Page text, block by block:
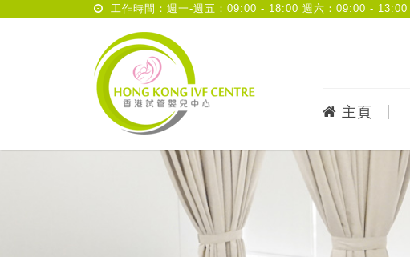
工作時間：週一-週五：09:00 - 18:00 週六：09:00 - 13:00
主頁